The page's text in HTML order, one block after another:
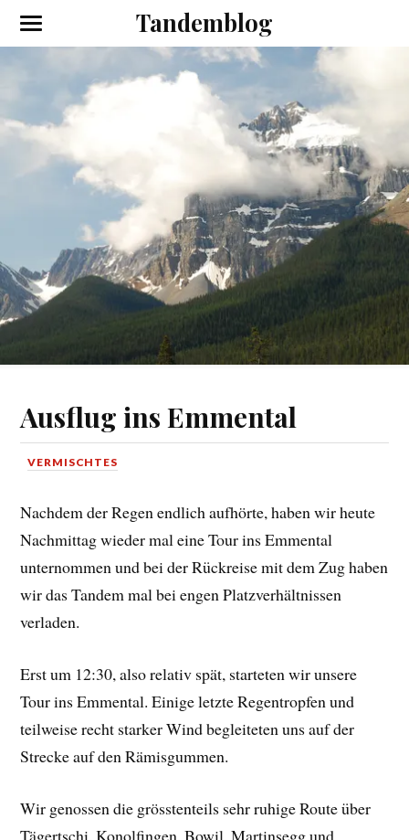
Tandemblog
Ausflug ins Emmental
VERMISCHTES
Nachdem der Regen endlich aufhörte, haben wir heute
Nachmittag wieder mal eine Tour ins Emmental
unternommen und bei der Rückreise mit dem Zug haben
wir das Tandem mal bei engen Platzverhältnissen
verladen.
Erst um 12:30, also relativ spät, starteten wir unsere
Tour ins Emmental. Einige letzte Regentropfen und
teilweise recht starker Wind begleiteten uns auf der
Strecke auf den Rämisgummen.
Wir genossen die grösstenteils sehr ruhige Route über
Tägertschi, Konolfingen, Bowil, Martinsegg und